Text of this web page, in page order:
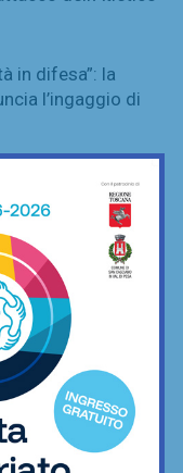
in difesa”: la
l’ingaggio di
Porta Gippina
una tifoseria
Luca ai
la coppa a Virtus
vincono i
ai rigori